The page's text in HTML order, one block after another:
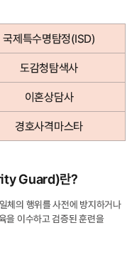
국제특수명탐정(ISD)
도감청탐색사
이혼상담사
경호사격마스타
Guard)란?
체의 행위를 사전에 방지하거나
을 이수하고 검증된 훈련을